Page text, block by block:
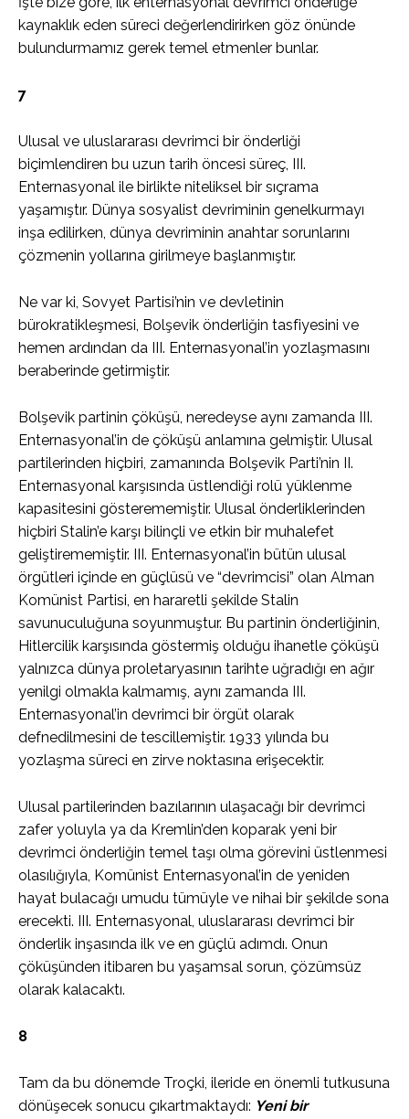
kaynaklık eden süreci değerlendirirken göz önünde
bulundurmamız gerek temel etmenler bunlar.
7
Ulusal ve uluslararası devrimci bir önderliği
biçimlendiren bu uzun tarih öncesi süreç, III.
Enternasyonal ile birlikte niteliksel bir sıçrama
yaşamıştır. Dünya sosyalist devriminin genelkurmayı
inşa edilirken, dünya devriminin anahtar sorunlarını
çözmenin yollarına girilmeye başlanmıştır.
Ne var ki, Sovyet Partisi’nin ve devletinin
bürokratikleşmesi, Bolşevik önderliğin tasfiyesini ve
hemen ardından da III. Enternasyonal’in yozlaşmasını
beraberinde getirmiştir.
Bolşevik partinin çöküşü, neredeyse aynı zamanda III.
Enternasyonal’in de çöküşü anlamına gelmiştir. Ulusal
partilerinden hiçbiri, zamanında Bolşevik Parti’nin II.
Enternasyonal karşısında üstlendiği rolü yüklenme
kapasitesini gösterememiştir. Ulusal önderliklerinden
hiçbiri Stalin’e karşı bilinçli ve etkin bir muhalefet
geliştirememiştir. III. Enternasyonal’in bütün ulusal
örgütleri içinde en güçlüsü ve “devrimcisi” olan Alman
Komünist Partisi, en hararetli şekilde Stalin
savunuculuğuna soyunmuştur. Bu partinin önderliğinin,
Hitlercilik karşısında göstermiş olduğu ihanetle çöküşü
yalnızca dünya proletaryasının tarihte uğradığı en ağır
yenilgi olmakla kalmamış, aynı zamanda III.
Enternasyonal’in devrimci bir örgüt olarak
defnedilmesini de tescillemiştir. 1933 yılında bu
yozlaşma süreci en zirve noktasına erişecektir.
Ulusal partilerinden bazılarının ulaşacağı bir devrimci
zafer yoluyla ya da Kremlin’den koparak yeni bir
devrimci önderliğin temel taşı olma görevini üstlenmesi
olasılığıyla, Komünist Enternasyonal’in de yeniden
hayat bulacağı umudu tümüyle ve nihai bir şekilde sona
erecekti. III. Enternasyonal, uluslararası devrimci bir
önderlik inşasında ilk ve en güçlü adımdı. Onun
çöküşünden itibaren bu yaşamsal sorun, çözümsüz
olarak kalacaktı.
8
Tam da bu dönemde Troçki, ileride en önemli tutkusuna
dönüşecek sonucu çıkartmaktaydı: Yeni bir